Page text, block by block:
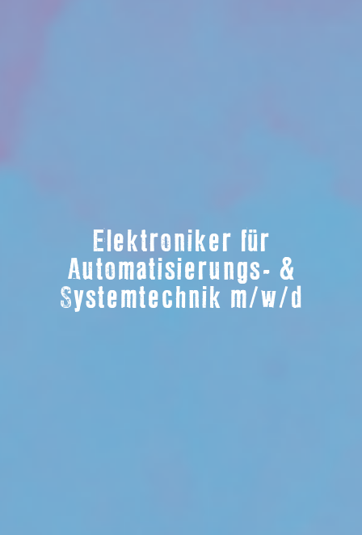
Elektroniker für
Automatisierungs- &
Systemtechnik m/w/d